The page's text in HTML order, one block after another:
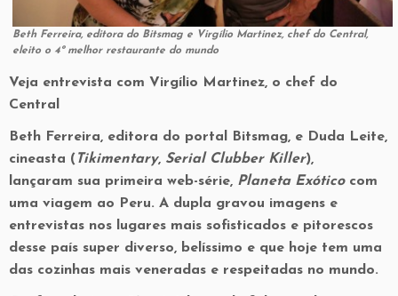
Beth Ferreira, editora do Bitsmag e Virgílio Martinez, chef do Central,
eleito o 4º melhor restaurante do mundo
Veja entrevista com Virgílio Martinez, o chef do
Central
Beth Ferreira, editora do portal Bitsmag, e Duda Leite,
cineasta ( Tikimentary, Serial Clubber Killer),
lançaram sua primeira web-série, Planeta Exótico com
uma viagem ao Peru. A dupla gravou imagens e
entrevistas nos lugares mais sofisticados e pitorescos
desse país super diverso, belíssimo e que hoje tem uma
das cozinhas mais veneradas e respeitadas no mundo.